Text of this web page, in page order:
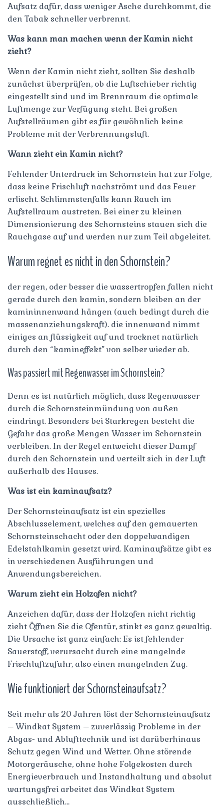
Aufsatz dafür, dass weniger Asche durchkommt, die
den Tabak schneller verbrennt.
Was kann man machen wenn der Kamin nicht
zieht?
Wenn der Kamin nicht zieht, sollten Sie deshalb
zunächst überprüfen, ob die Luftschieber richtig
eingestellt sind und im Brennraum die optimale
Luftmenge zur Verfügung steht. Bei großen
Aufstellräumen gibt es für gewöhnlich keine
Probleme mit der Verbrennungsluft.
Wann zieht ein Kamin nicht?
Fehlender Unterdruck im Schornstein hat zur Folge,
dass keine Frischluft nachströmt und das Feuer
erlischt. Schlimmstenfalls kann Rauch im
Aufstellraum austreten. Bei einer zu kleinen
Dimensionierung des Schornsteins stauen sich die
Rauchgase auf und werden nur zum Teil abgeleitet.
Warum regnet es nicht in den Schornstein?
der regen, oder besser die wassertropfen fallen nicht
gerade durch den kamin, sondern bleiben an der
kamininnenwand hängen (auch bedingt durch die
massenanziehungskraft). die innenwand nimmt
einiges an flüssigkeit auf und trocknet natürlich
durch den “kamineffekt” von selber wieder ab.
Was passiert mit Regenwasser im Schornstein?
Denn es ist natürlich möglich, dass Regenwasser
durch die Schornsteinmündung von außen
eindringt. Besonders bei Starkregen besteht die
Gefahr das große Mengen Wasser im Schornstein
verbleiben. In der Regel entweicht dieser Dampf
durch den Schornstein und verteilt sich in der Luft
außerhalb des Hauses.
Was ist ein kaminaufsatz?
Der Schornsteinaufsatz ist ein spezielles
Abschlusselement, welches auf den gemauerten
Schornsteinschacht oder den doppelwandigen
Edelstahlkamin gesetzt wird. Kaminaufsätze gibt es
in verschiedenen Ausführungen und
Anwendungsbereichen.
Warum zieht ein Holzofen nicht?
Anzeichen dafür, dass der Holzofen nicht richtig
zieht Öffnen Sie die Ofentür, stinkt es ganz gewaltig.
Die Ursache ist ganz einfach: Es ist fehlender
Sauerstoff, verursacht durch eine mangelnde
Frischluftzufuhr, also einen mangelnden Zug.
Wie funktioniert der Schornsteinaufsatz?
Seit mehr als 20 Jahren löst der Schornsteinaufsatz
– Windkat System – zuverlässig Probleme in der
Abgas- und Ablufttechnik und ist darüberhinaus
Schutz gegen Wind und Wetter. Ohne störende
Motorgeräusche, ohne hohe Folgekosten durch
Energieverbrauch und Instandhaltung und absolut
wartungsfrei arbeitet das Windkat System
ausschließlich…